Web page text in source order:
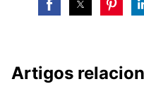
Artigos